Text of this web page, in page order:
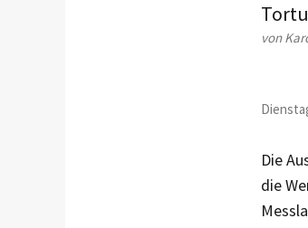
von
Die
die